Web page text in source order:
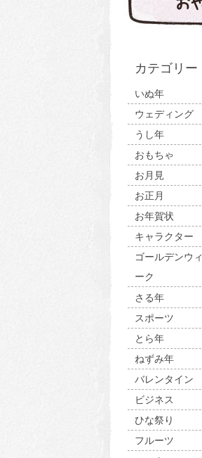
カテゴリー
いぬ年
ウェディング
うし年
おもちゃ
お月見
お正月
お年賀状
キャラクター
ゴールデンウィ
ーク
さる年
スポーツ
とら年
ねずみ年
バレンタイン
ビジネス
ひな祭り
フルーツ